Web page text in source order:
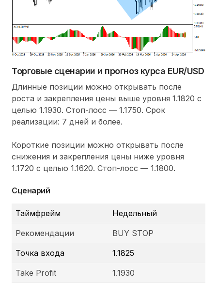
Торговые сценарии и прогноз курса EUR/USD
Длинные позиции можно открывать после
роста и закрепления цены выше уровня 1.1820 с
целью 1.1930. Стоп-лосс — 1.1750. Срок
реализации: 7 дней и более.
Короткие позиции можно открывать после
снижения и закрепления цены ниже уровня
1.1720 с целью 1.1620. Стоп-лосс — 1.1800.
Сценарий
Таймфрейм Недельный
Рекомендации BUY STOP
Точка входа 1.1825
Take Profit 1.1930